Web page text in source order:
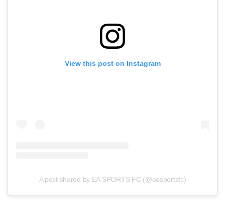
View this post on Instagram
A post shared by EA SPORTS FC (@easportsfc)